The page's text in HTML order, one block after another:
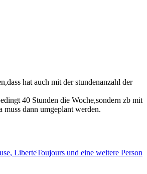
hat auch mit der stundenanzahl der
40 Stunden die Woche,sondern zb mit
muss dann umgeplant werden.
, LiberteToujours und eine weitere Person